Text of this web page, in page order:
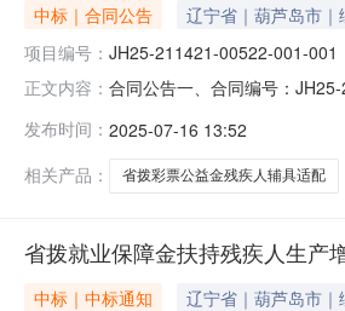
中标｜合同公告 辽宁省｜葫芦岛市｜
项目编号： JH25-211421-00522-001-001
正文内容： 合同公告一、合同编号：
奥恒假肢矫形康复辅具有限公
发布时间： 2025-07-16 13:52
相关产品：
省拨彩票公益金残疾人辅具适配
省拨就业保障金扶持残疾人生产
中标｜中标通知 辽宁省｜葫芦岛市｜